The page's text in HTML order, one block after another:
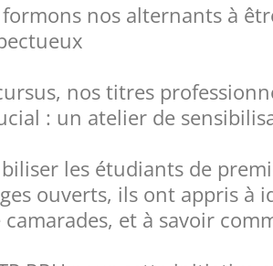
nos alternants à
nos titres
: un atelier de
les étudiants de
ouverts, ils ont appris à
et à savoir